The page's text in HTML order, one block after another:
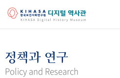
걸어온 길 기관 변천사
정책과 연구
Policy and Research